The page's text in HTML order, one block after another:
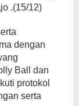
.(15/12)
dengan
Ball dan
protokol
serta